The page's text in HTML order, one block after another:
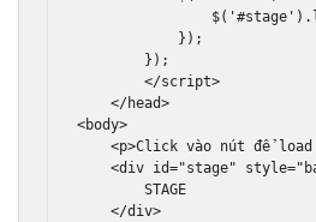
                $
( '#stage' ).
});
});
</script>
</head>
<body>
<p>Click vào nút để
<div id="stage" style="
        STAGE
</div>